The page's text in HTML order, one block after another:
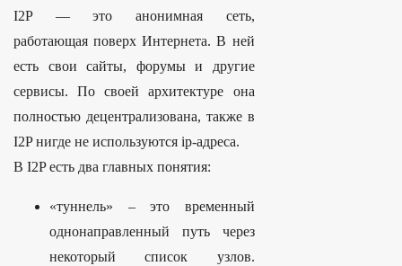
I2P — это анонимная сеть,
работающая поверх Интернета. В ней
есть свои сайты, форумы и другие
сервисы. По своей архитектуре она
полностью децентрализована, также в
I2P нигде не используются ip-адреса.
В I2P есть два главных понятия:
«туннель» – это временный
однонаправленный путь через
некоторый список узлов.